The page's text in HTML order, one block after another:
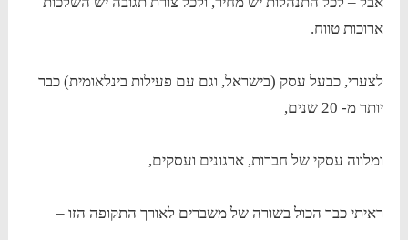
ארוכות טווח.
לצערי, כבעל עסק (בישראל, וגם עם פעילות בינלאומית) כבר
יותר מ- 20 שנים,
ומלווה עסקי של חברות, ארגונים ועסקים,
ראיתי כבר הכול בשורה של משברים לאורך התקופה הזו –